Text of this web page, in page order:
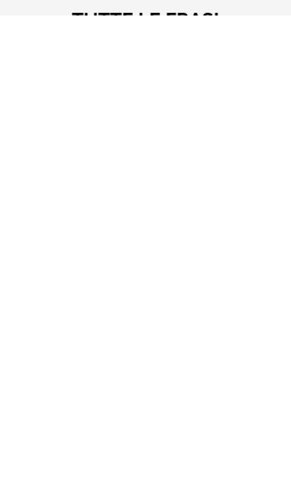
TUTTE LE FRASI